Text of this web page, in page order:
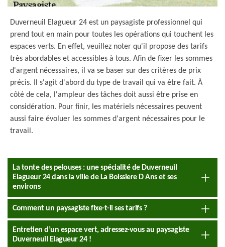
Duverneuil Elagueur 24 est un paysagiste professionnel qui
prend tout en main pour toutes les opérations qui touchent les
espaces verts. En effet, veuillez noter qu'il propose des tarifs
très abordables et accessibles à tous. Afin de fixer les sommes
d'argent nécessaires, il va se baser sur des critères de prix
précis. Il s'agit d'abord du type de travail qui va être fait. À
côté de cela, l'ampleur des tâches doit aussi être prise en
considération. Pour finir, les matériels nécessaires peuvent
aussi faire évoluer les sommes d'argent nécessaires pour le
travail.
La tonte des pelouses : une spécialité de Duverneuil
Elagueur 24 dans la ville de La Boissiere D Ans et ses
environs
Comment un paysagiste fixe-t-il ses tarifs ?
Entretien d’un espace vert, adressez-vous au paysagiste
Duverneuil Elagueur 24 !